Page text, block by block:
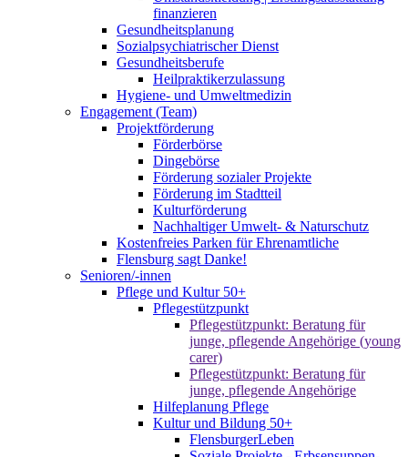
finanzieren
Gesundheitsplanung
Sozialpsychiatrischer Dienst
Gesundheitsberufe
Heilpraktikerzulassung
Hygiene- und Umweltmedizin
Engagement (Team)
Projektförderung
Förderbörse
Dingebörse
Förderung sozialer Projekte
Förderung im Stadtteil
Kulturförderung
Nachhaltiger Umwelt- & Naturschutz
Kostenfreies Parken für Ehrenamtliche
Flensburg sagt Danke!
Senioren/-innen
Pflege und Kultur 50+
Pflegestützpunkt
Pflegestützpunkt: Beratung für
junge, pflegende Angehörige (young
carer)
Pflegestützpunkt: Beratung für
junge, pflegende Angehörige
Hilfeplanung Pflege
Kultur und Bildung 50+
FlensburgerLeben